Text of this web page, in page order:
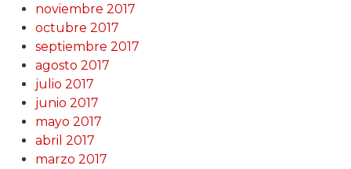
noviembre 2017
octubre 2017
septiembre 2017
agosto 2017
julio 2017
junio 2017
mayo 2017
abril 2017
marzo 2017